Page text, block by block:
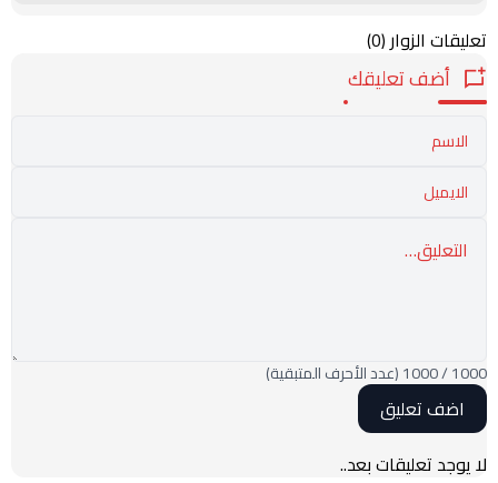
تعليقات الزوار(0)
أضف تعليقك
1000
/
1000(عدد الأحرف المتبقية)
لا يوجد تعليقات بعد..